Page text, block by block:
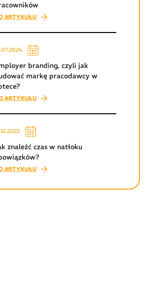
ARTYKUŁU
branding, czyli jak
markę pracodawcy w
ARTYKUŁU
znaleźć czas w natłoku
ARTYKUŁU